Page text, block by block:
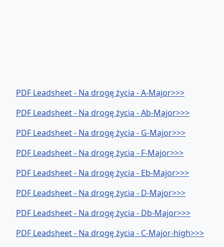
PDF Leadsheet - Na drogę życia - A-Major>>>
PDF Leadsheet - Na drogę życia - Ab-Major>>>
PDF Leadsheet - Na drogę życia - G-Major>>>
PDF Leadsheet - Na drogę życia - F-Major>>>
PDF Leadsheet - Na drogę życia - Eb-Major>>>
PDF Leadsheet - Na drogę życia - D-Major>>>
PDF Leadsheet - Na drogę życia - Db-Major>>>
PDF Leadsheet - Na drogę życia - C-Major-high>>>